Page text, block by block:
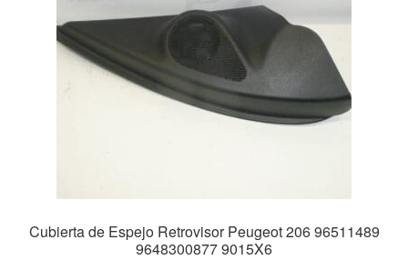
Procedimiento de Reclamación
Términos y Condiciones
Cubierta de Espejo Retrovisor Peugeot 206 96511489
9648300877 9015X6